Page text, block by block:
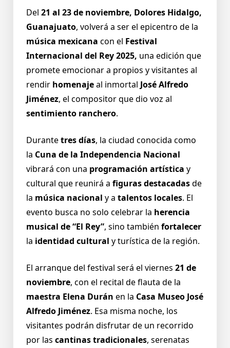
Del 21 al 23 de noviembre, Dolores Hidalgo,
Guanajuato, volverá a ser el epicentro de la
música mexicana con el Festival
Internacional del Rey 2025, una edición que
promete emocionar a propios y visitantes al
rendir homenajeal inmortal José Alfredo
Jiménez, el compositor que dio voz al
sentimiento ranchero.
Durantetres días, la ciudad conocida como
la Cuna de la Independencia Nacional
vibrará con una programación artística y
cultural que reunirá a figuras destacadasde
la música nacional y a talentos locales. El
evento busca no solo celebrar la herencia
musical de “El Rey”, sino también fortalecer
la identidad cultural y turística de la región.
El arranque del festival será el viernes 21 de
noviembre, con el recital de flauta de la
maestra Elena Durán en la Casa Museo José
Alfredo Jiménez. Esa misma noche, los
visitantes podrán disfrutar de un recorrido
por las cantinas tradicionales, serenatas